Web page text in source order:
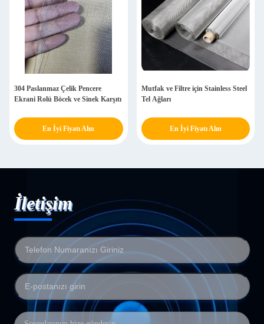
304 Paslanmaz Çelik Pencere
Ekrani Rolü Böcek ve Sinek Karşıtı
En İyi Fiyatı Alın
Mutfak ve Filtre için Stainless Steel
Tel Ağları
En İyi Fiyatı Alın
İletişim